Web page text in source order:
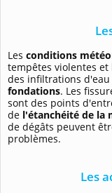
Les conditions
tempêtes violentes
des infiltrations d'eau
fondations. Les
sont des points
de l'étanchéité de la
de dégâts peuvent
problèmes.
Les